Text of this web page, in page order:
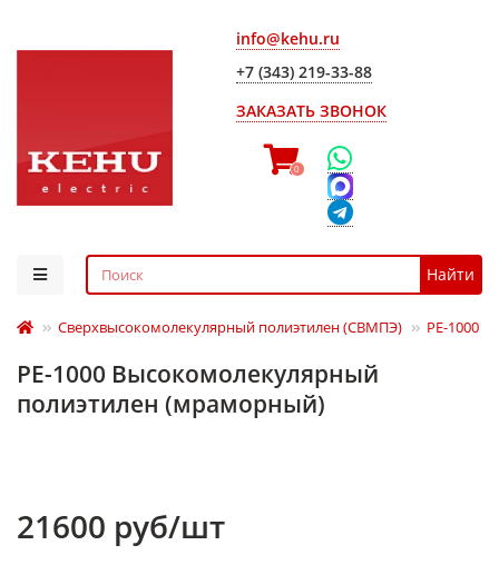
info@kehu.ru
+7 (343) 219-33-88
ЗАКАЗАТЬ ЗВОНОК
0
Найти
Сверхвысокомолекулярный полиэтилен (СВМПЭ) РЕ-1000
РЕ-1000 Высокомолекулярный
полиэтилен (мраморный)
21600 руб/шт